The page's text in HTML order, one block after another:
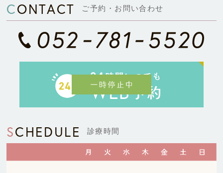
CONTACT ご予約・お問い合わせ
SCHEDULE 診療時間